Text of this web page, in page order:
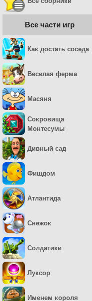
Все части игр
Как достать соседа
Веселая ферма
Масяня
Сокровища
Монтесумы
Дивный сад
Фишдом
Атлантида
Снежок
Солдатики
Луксор
Именем короля